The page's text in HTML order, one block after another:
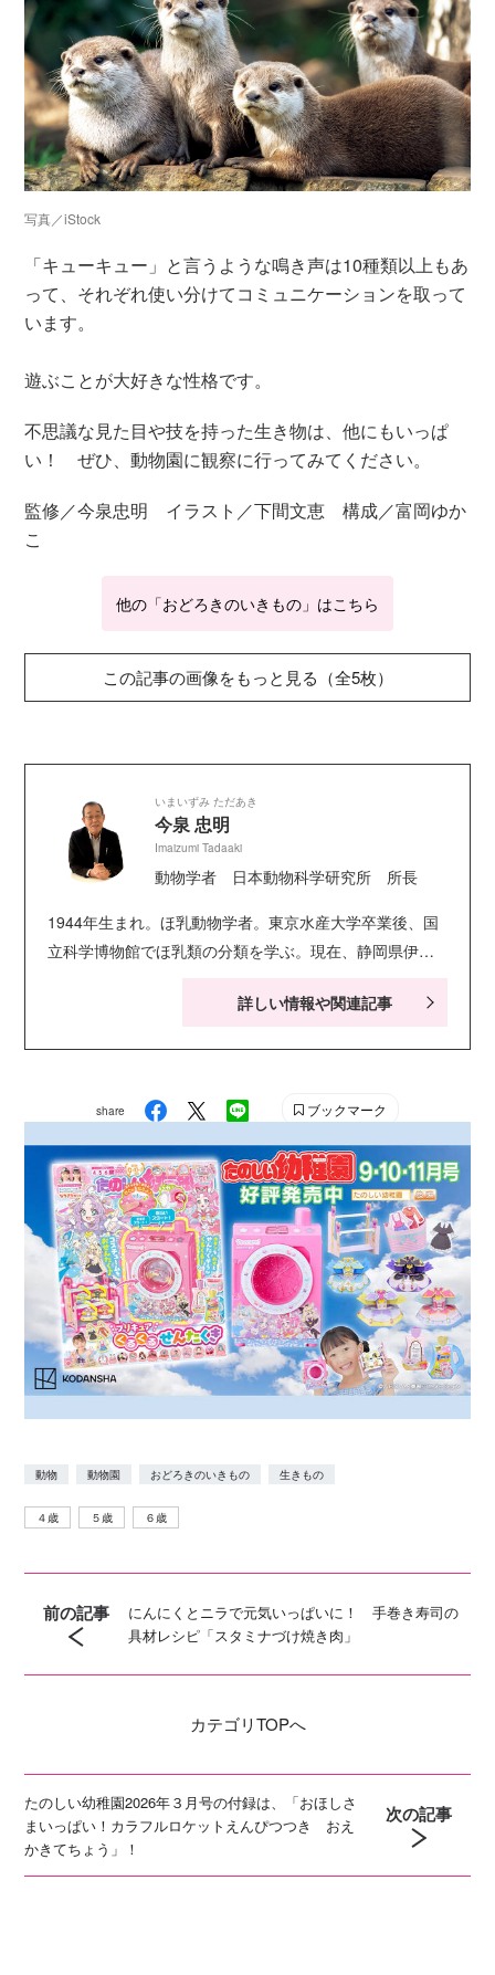
写真／iStock
「キューキュー」と言うような鳴き声は10種類以上もあ
って、それぞれ使い分けてコミュニケーションを取って
います。
遊ぶことが大好きな性格です。
不思議な見た目や技を持った生き物は、他にもいっぱ
い！ ぜひ、動物園に観察に行ってみてください。
監修／今泉忠明 イラスト／下間文恵 構成／富岡ゆか
こ
他の「おどろきのいきもの」はこちら
この記事の画像をもっと見る（全5枚）
いまいずみ ただあき
今泉 忠明
Imaizumi Tadaaki
動物学者 日本動物科学研究所 所長
1944年生まれ。ほ乳動物学者。東京水産大学卒業後、国
立科学博物館でほ乳類の分類を学ぶ。現在、静岡県伊東
事典』（高橋書店）をはじめ、著書、監修書多数。
詳しい情報や関連記事
share ブックマーク
動物 動物園 おどろきのいきもの 生きもの
４歳 ５歳 ６歳
前の記事
にんにくとニラで元気いっぱいに！ 手巻き寿司の
具材レシピ「スタミナづけ焼き肉」
カテゴリTOPへ
たのしい幼稚園2026年３月号の付録は、「おほしさ
まいっぱい！カラフルロケットえんぴつつき おえ
かきてちょう」！
次の記事